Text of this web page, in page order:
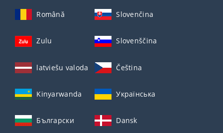
Română Slovenčina
Zulu Slovenščina
latviešu valoda Čeština
Kinyarwanda Українська
Български Dansk